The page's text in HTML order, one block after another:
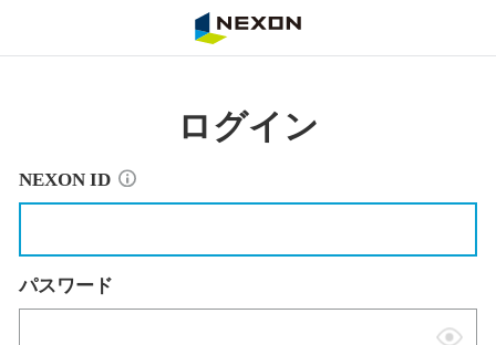
ログイン
NEXON ID
パスワード